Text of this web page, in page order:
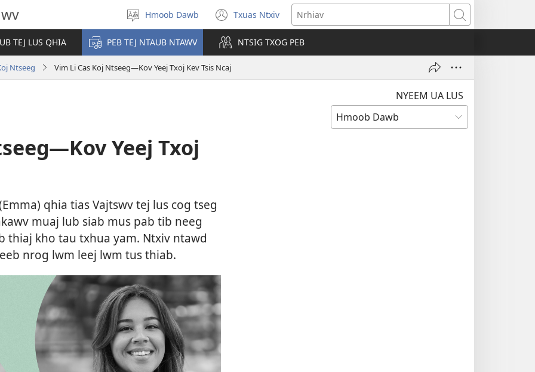
Xaiv
Yam
Lus
Hmoob Dawb Txuas Ntxiv
(opens
new
window)
Nrhiav
TEJ LUS QHIA PEB TEJ NTAUB NTAWV NTSIG TXOG PEB
Ntseeg Vim Li Cas Koj Ntseeg—Kov Yeej Txoj Kev Tsis Ncaj
NYEEM UA LUS
Yeej Txoj
qhia tias Vajtswv tej lus cog tseg
muaj lub siab mus pab tib neeg
thiaj kho tau txhua yam. Ntxiv ntawd
nrog lwm leej lwm tus thiab.